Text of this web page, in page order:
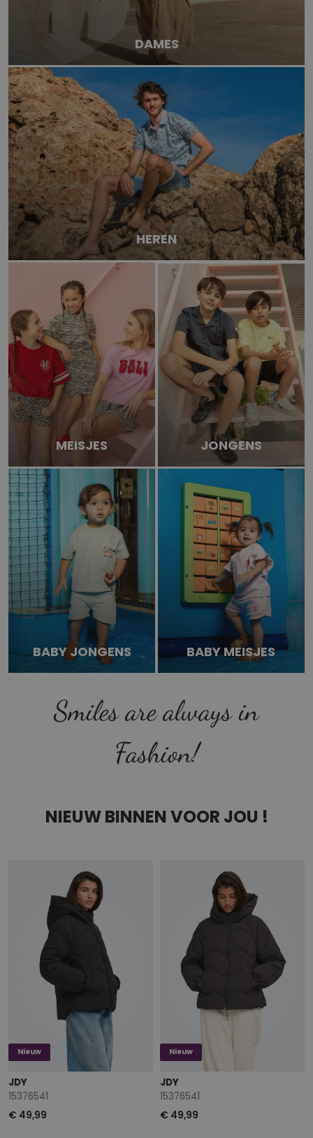
DAMES
HEREN
MEISJES JONGENS
BABY JONGENS BABY MEISJES
Smiles are always in
Fashion!
NIEUW BINNEN VOOR JOU !
Nieuw
JDY
15376541
€ 49,99
Nieuw
JDY
15376541
€ 49,99